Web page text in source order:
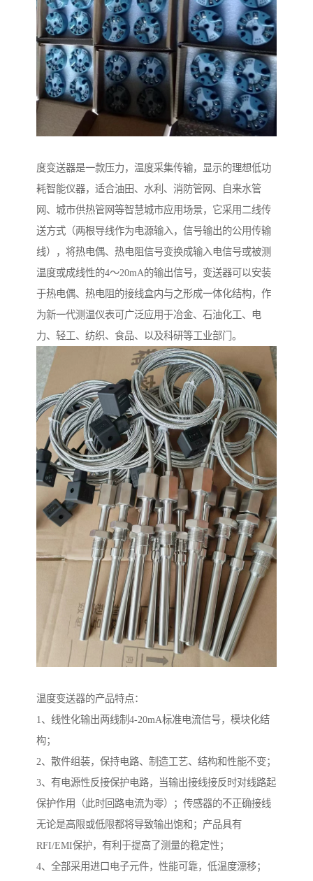
度变送器是一款压力，温度采集传输，显示的理想低功
耗智能仪器，适合油田、水利、消防管网、自来水管
网、城市供热管网等智慧城市应用场景，它采用二线传
送方式（两根导线作为电源输入，信号输出的公用传输
线），将热电偶、热电阻信号变换成输入电信号或被测
温度或成线性的4～20mA的输出信号，变送器可以安装
于热电偶、热电阻的接线盒内与之形成一体化结构，作
为新一代测温仪表可广泛应用于冶金、石油化工、电
力、轻工、纺织、食品、以及科研等工业部门。
温度变送器的产品特点：
1、线性化输出两线制4-20mA标准电流信号，模块化结
构；
2、散件组装，保持电路、制造工艺、结构和性能不变；
3、有电源性反接保护电路，当输出接线接反时对线路起
保护作用（此时回路电流为零）；传感器的不正确接线
无论是高限或低限都将导致输出饱和；产品具有
RFI/EMI保护，有利于提高了测量的稳定性；
4、全部采用进口电子元件，性能可靠，低温度漂移；